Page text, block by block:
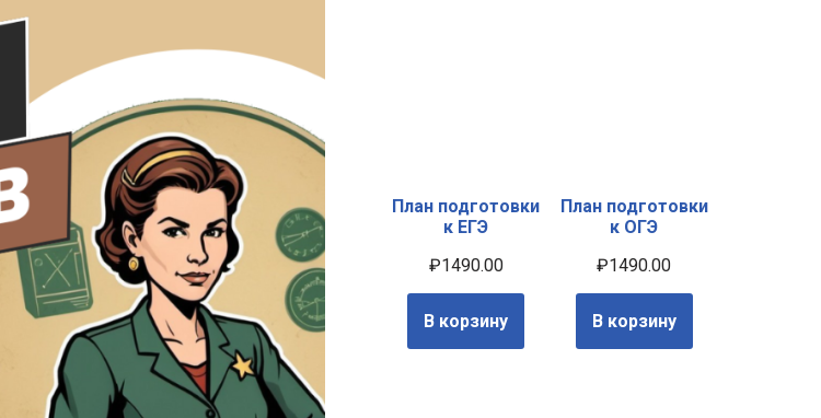
План подготовки
к ЕГЭ
₽1490.00
В корзину
План подготовки
к ОГЭ
₽1490.00
В корзину